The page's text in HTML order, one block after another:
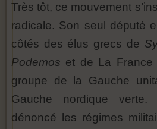
Très tôt, ce mouvement
radicale. Son seul député
côtés des élus grecs de
Podemos et de La France
groupe de la Gauche
Gauche nordique
dénoncé les régimes